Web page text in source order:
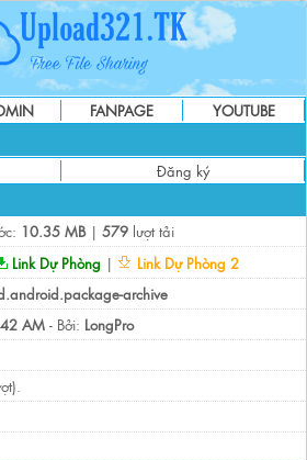
FANPAGE
YOUTUBE
Đăng ký
10.35 MB| 579 lượt tải
Link Dự Phòng |
Link Dự Phòng 2
archive
AM - Bởi: LongPro